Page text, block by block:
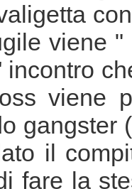
viene "
incontro
viene
gangster
il
fare la